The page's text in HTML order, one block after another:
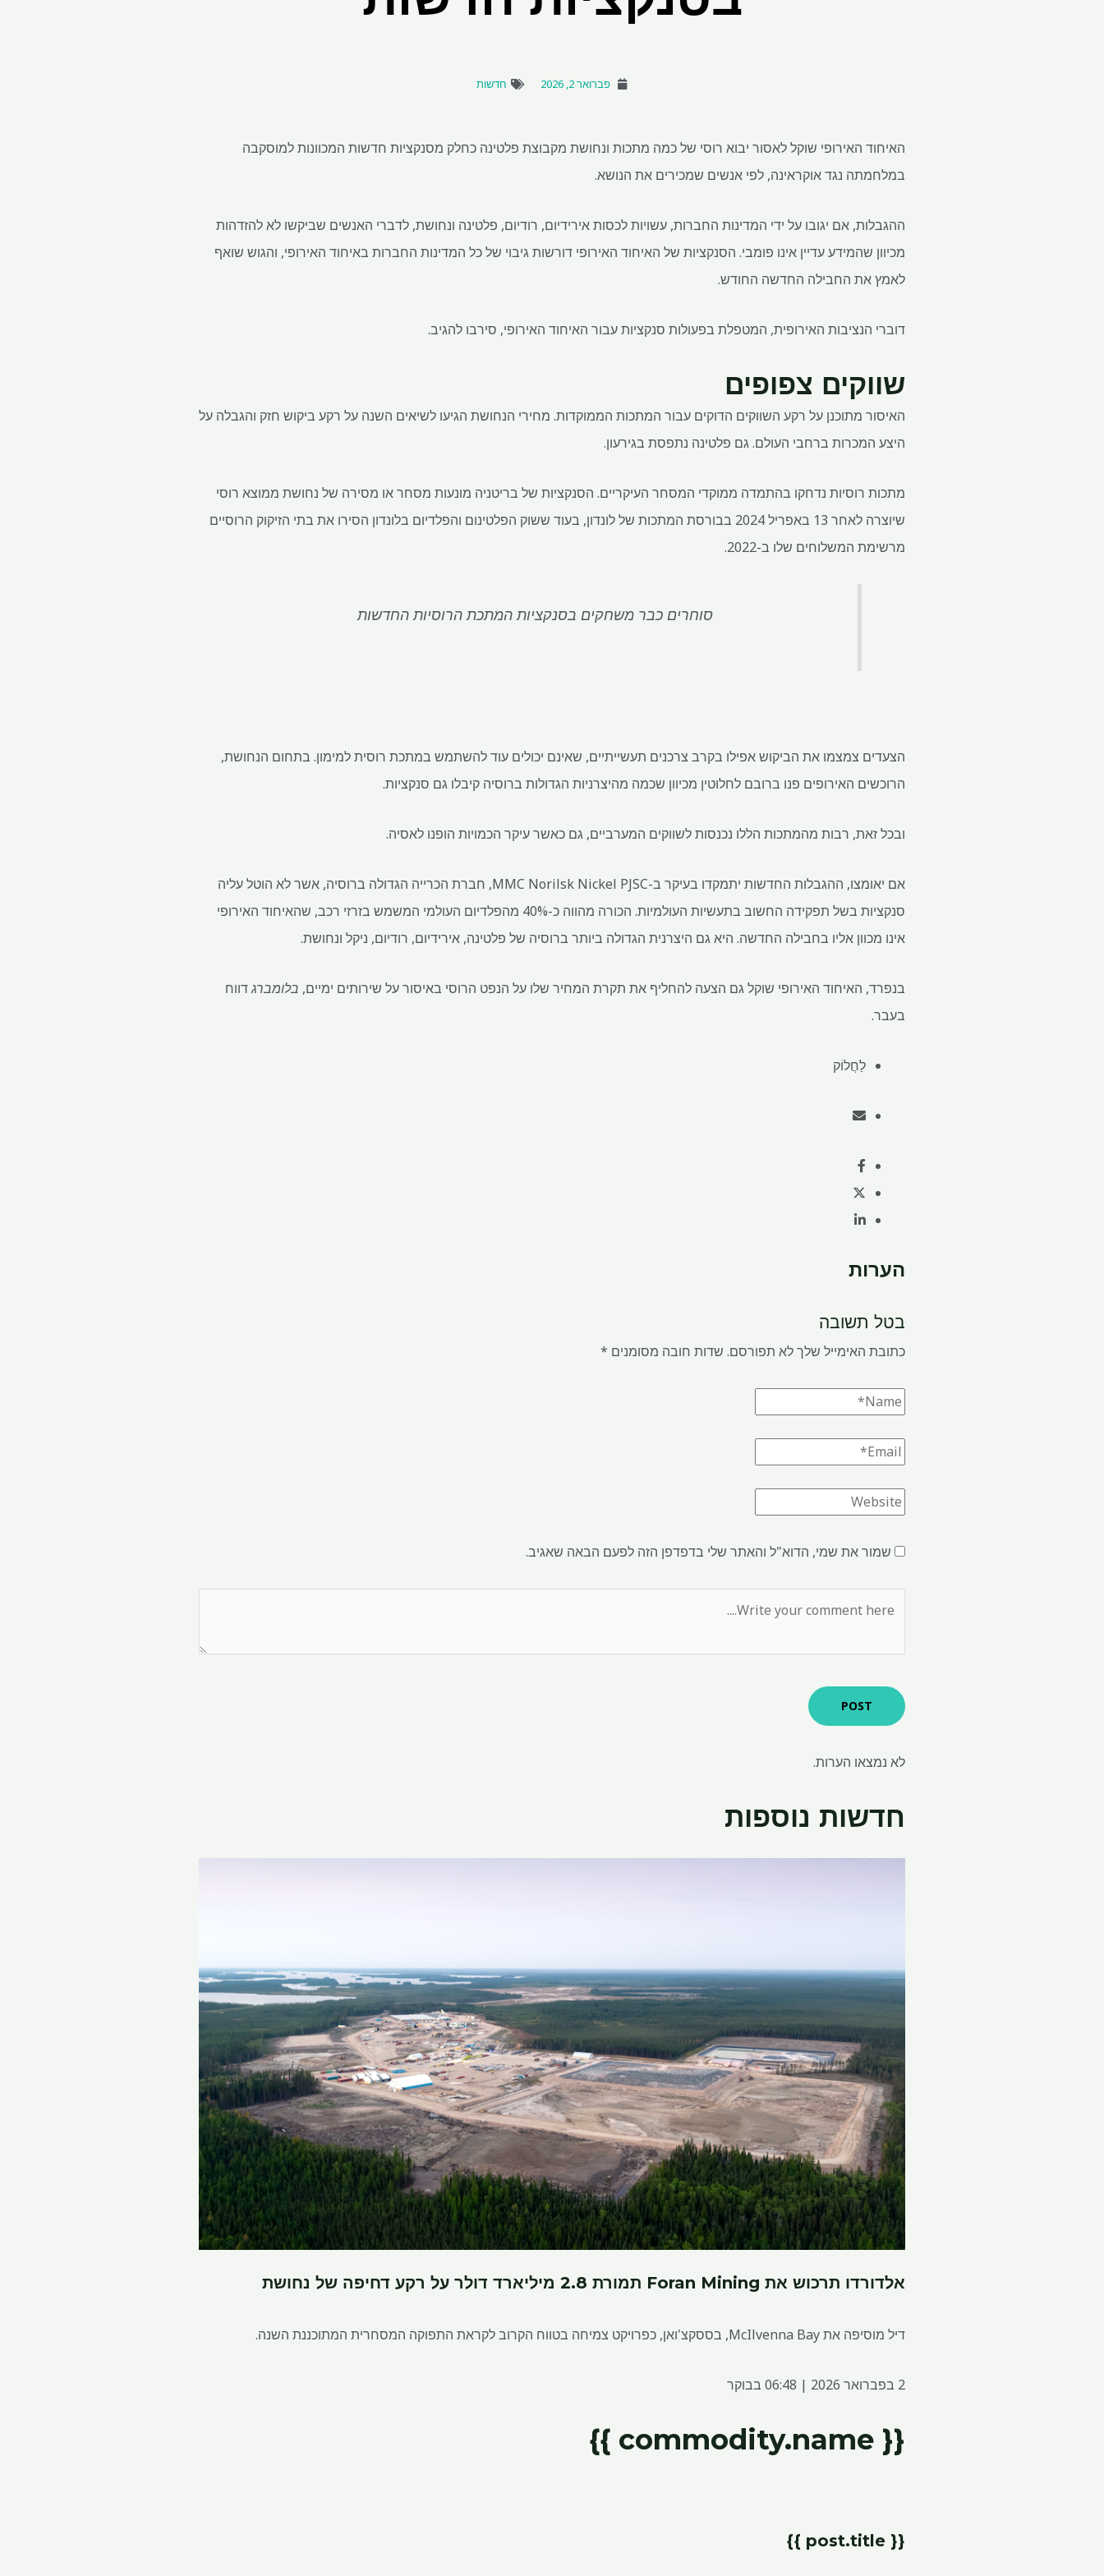
פברואר 2, 2026 חדשות
האיחוד האירופי שוקל לאסור יבוא רוסי של כמה מתכות ונחושת מקבוצת פלטינה כחלק מסנקציות חדשות המכוונות למוסקבה
במלחמתה נגד אוקראינה, לפי אנשים שמכירים את הנושא.
ההגבלות, אם יגובו על ידי המדינות החברות, עשויות לכסות אירידיום, רודיום, פלטינה ונחושת, לדברי האנשים שביקשו לא להזדהות
מכיוון שהמידע עדיין אינו פומבי. הסנקציות של האיחוד האירופי דורשות גיבוי של כל המדינות החברות באיחוד האירופי, והגוש שואף
לאמץ את החבילה החדשה החודש.
דוברי הנציבות האירופית, המטפלת בפעולות סנקציות עבור האיחוד האירופי, סירבו להגיב.
שווקים צפופים
האיסור מתוכנן על רקע השווקים הדוקים עבור המתכות הממוקדות. מחירי הנחושת הגיעו לשיאים השנה על רקע ביקוש חזק והגבלה על
היצע המכרות ברחבי העולם. גם פלטינה נתפסת בגירעון.
מתכות רוסיות נדחקו בהתמדה ממוקדי המסחר העיקריים. הסנקציות של בריטניה מונעות מסחר או מסירה של נחושת ממוצא רוסי
שיוצרה לאחר 13 באפריל 2024 בבורסת המתכות של לונדון, בעוד ששוק הפלטינום והפלדיום בלונדון הסירו את בתי הזיקוק הרוסיים
מרשימת המשלוחים שלו ב-2022.
סוחרים כבר משחקים בסנקציות המתכת הרוסיות החדשות
הצעדים צמצמו את הביקוש אפילו בקרב צרכנים תעשייתיים, שאינם יכולים עוד להשתמש במתכת רוסית למימון. בתחום הנחושת,
הרוכשים האירופים פנו ברובם לחלוטין מכיוון שכמה מהיצרניות הגדולות ברוסיה קיבלו גם סנקציות.
ובכל זאת, רבות מהמתכות הללו נכנסות לשווקים המערביים, גם כאשר עיקר הכמויות הופנו לאסיה.
אם יאומצו, ההגבלות החדשות יתמקדו בעיקר ב-MMC Norilsk Nickel PJSC, חברת הכרייה הגדולה ברוסיה, אשר לא הוטל עליה
סנקציות בשל תפקידה החשוב בתעשיות העולמיות. הכורה מהווה כ-40% מהפלדיום העולמי המשמש בזרזי רכב, שהאיחוד האירופי
אינו מכוון אליו בחבילה החדשה. היא גם היצרנית הגדולה ביותר ברוסיה של פלטינה, אירידיום, רודיום, ניקל ונחושת.
בנפרד, האיחוד האירופי שוקל גם הצעה להחליף את תקרת המחיר שלו על הנפט הרוסי באיסור על שירותים ימיים, בלומברגדווח
בעבר.
לַחֲלוֹק
הערות
בטל תשובה
כתובת האימייל שלך לא תפורסם. שדות חובה מסומנים *
שמור את שמי, הדוא"ל והאתר שלי בדפדפן הזה לפעם הבאה שאגיב.
לא נמצאו הערות.
חדשות נוספות
אלדורדו תרכוש את Foran Mining תמורת 2.8 מיליארד דולר על רקע דחיפה של נחושת
דיל מוסיפה את McIlvenna Bay, בססקצ'ואן, כפרויקט צמיחה בטווח הקרוב לקראת התפוקה המסחרית המתוכננת השנה.
2 בפברואר 2026 | 06:48 בבוקר
{{ commodity.name }}
{{ post.title }}